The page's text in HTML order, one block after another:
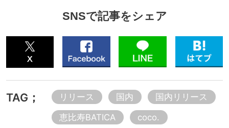
SNSで記事をシェア
TAG； リリース 国内
国内リリース
恵比寿BATICA
coco.